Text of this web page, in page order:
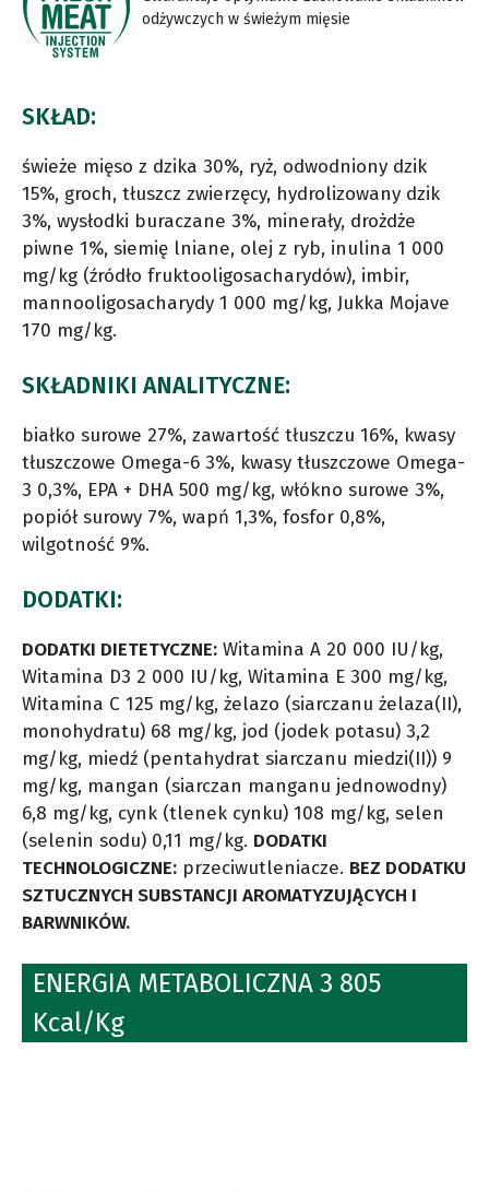
odżywczych w świeżym mięsie
SKŁAD:
świeże mięso z dzika 30%, ryż, odwodniony dzik
15%, groch, tłuszcz zwierzęcy, hydrolizowany dzik
3%, wysłodki buraczane 3%, minerały, drożdże
piwne 1%, siemię lniane, olej z ryb, inulina 1 000
mg/kg (źródło fruktooligosacharydów), imbir,
mannooligosacharydy 1 000 mg/kg, Jukka Mojave
170 mg/kg.
SKŁADNIKI ANALITYCZNE:
białko surowe 27%, zawartość tłuszczu 16%, kwasy
tłuszczowe Omega-6 3%, kwasy tłuszczowe Omega-
3 0,3%, EPA + DHA 500 mg/kg, włókno surowe 3%,
popiół surowy 7%, wapń 1,3%, fosfor 0,8%,
wilgotność 9%.
DODATKI:
DODATKI DIETETYCZNE: Witamina A 20 000 IU/kg,
Witamina D3 2 000 IU/kg, Witamina E 300 mg/kg,
Witamina C 125 mg/kg, żelazo (siarczanu żelaza(II),
monohydratu) 68 mg/kg, jod (jodek potasu) 3,2
mg/kg, miedź (pentahydrat siarczanu miedzi(II)) 9
mg/kg, mangan (siarczan manganu jednowodny)
6,8 mg/kg, cynk (tlenek cynku) 108 mg/kg, selen
(selenin sodu) 0,11 mg/kg. DODATKI
TECHNOLOGICZNE: przeciwutleniacze. BEZ DODATKU
SZTUCZNYCH SUBSTANCJI AROMATYZUJĄCYCH I
BARWNIKÓW.
ENERGIA METABOLICZNA 3 805
Kcal/Kg